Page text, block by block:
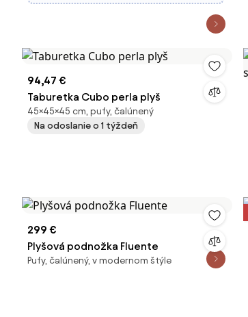
94,47 €
Taburetka Cubo perla plyš
45×45×45 cm, pufy, čalúnený
Na odoslanie o 1 týždeň
299 €
Plyšová podnožka Fluente
Pufy, čalúnený, v modernom štýle